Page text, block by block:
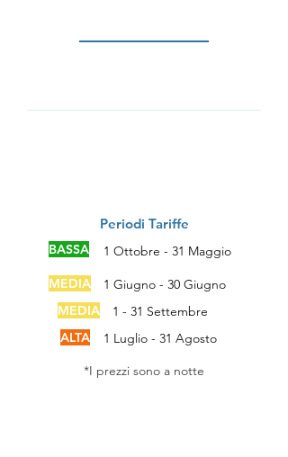
Periodi Tariffe
BASSA
1 Ottobre - 31 Maggio
MEDIA
1 Giugno - 30 Giugno
MEDIA
1 - 31 Settembre
ALTA
1 Luglio - 31 Agosto
*I prezzi sono a notte